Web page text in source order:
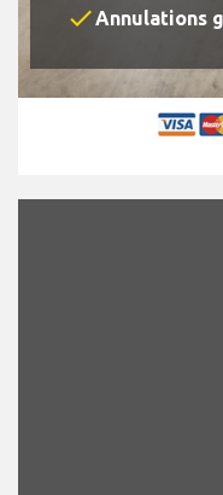
checkAnnulations